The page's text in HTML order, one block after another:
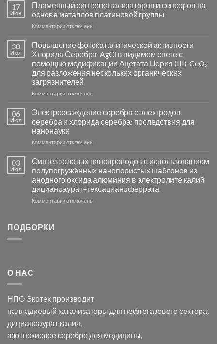
17
Июн
Пламенный синтез катализаторов и сенсоров на
основе металлов платиновой группы
Комментариик
Пламенный
синтез
катализаторов
и
сенсоров
на
основе
группы
отключены
30
Июл
Повышение фотокаталитической активности
Хлорида Серебра-AgCl в видимом свете с
помощью модификации Ацетата Церия (III)-CeO₂
для разложения нескольких органических
загрязнителей
Комментариик
фотокаталитической
активности
Хлорида
Серебра-
в
видимом
свете
с
помощью
модификации
отключены
06
Июл
Электроосаждение серебра с электродов
серебра и хлорида серебра: последствия для
нанонауки
Комментариик
серебра
с
электродов
серебра
и
отключены
03
Июл
Синтез золотых нанопроводов с использованием
полупогружённых нанопористых шаблонов из
анодного оксида алюминия в электролите калий
дицианоаурат–гексацианоферрата
Комментариик
оксида
в
электролите
калий
дицианоаурат–
отключены
ПОДБОРКИ
О НАС
НПО Экотек производит
палладиевый катализаторы для нефтегазового сектора,
дицианоаурат калия,
азотнокислое серебро для медицины,